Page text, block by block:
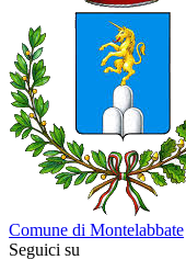
Comune di Montelabbate
Seguici su